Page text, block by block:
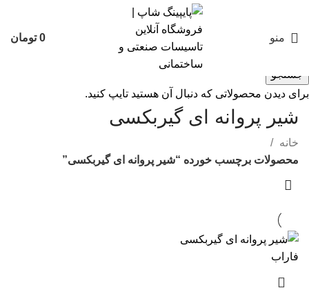
منو 0 تومان
شیر پروانه ای گیربکسی
خانه
محصولات برچسب خورده “شیر پروانه ای گیربکسی”
جستجو
برای دیدن محصولاتی که دنبال آن هستید تایپ کنید.